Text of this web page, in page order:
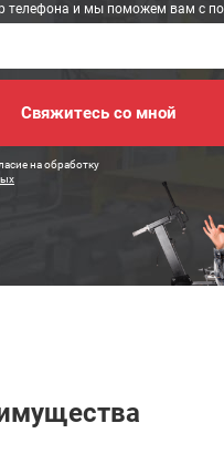
телефона и мы поможем вам с
на обработку